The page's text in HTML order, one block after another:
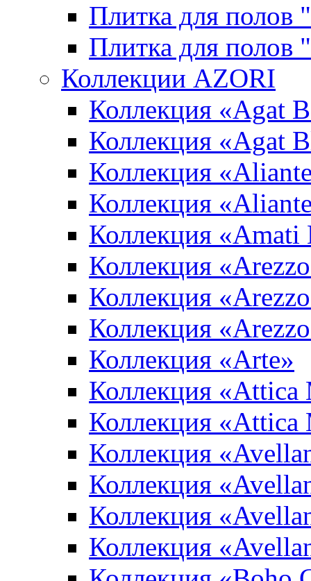
Плитка для полов
Плитка для
Коллекции AZORI
Коллекция «Agat
Коллекция «Agat
Коллекция
Коллекция
Коллекция «Amati
Коллекция
Коллекция
Коллекция
Коллекция «Arte»
Коллекция «Attica
Коллекция «Attica
Коллекция
Коллекция
Коллекция
Коллекция